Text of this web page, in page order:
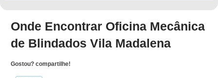
Onde Encontrar Oficina Mecânica
de Blindados Vila Madalena
Gostou? compartilhe!